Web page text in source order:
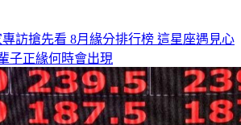
訪搶先看 8月緣分排行榜 這星座遇見心
子正緣何時會出現